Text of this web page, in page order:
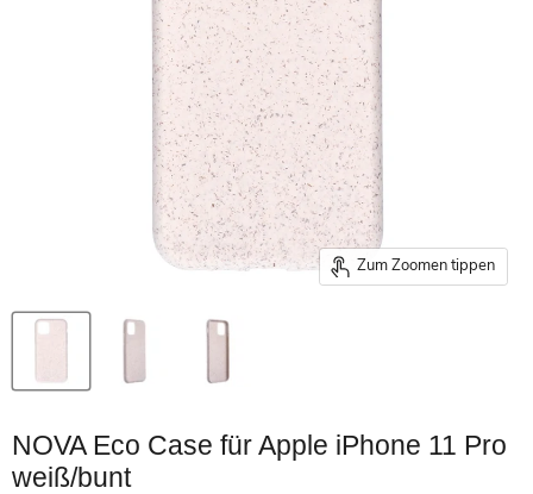
Zum Zoomen tippen
NOVA Eco Case für Apple iPhone 11 Pro
weiß/bunt